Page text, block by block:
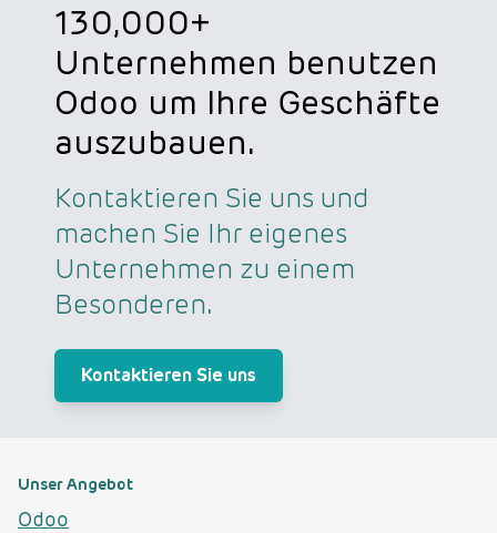
130,000+
Unternehmen benutzen
Odoo um Ihre Geschäfte
auszubauen.
Kontaktieren Sie uns und
machen Sie Ihr eigenes
Unternehmen zu einem
Besonderen.
Kontaktieren Sie uns
Unser Angebot
Odoo